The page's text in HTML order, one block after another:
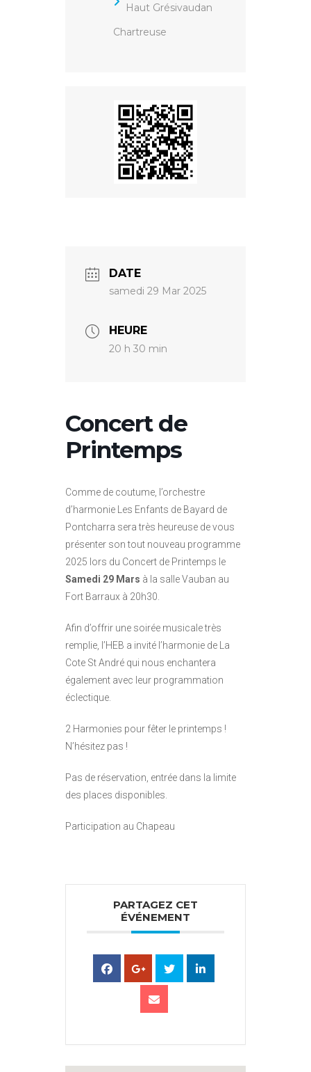
Haut Grésivaudan
Chartreuse
DATE
samedi 29 Mar 2025
HEURE
20 h 30 min
Concert de
Printemps
Comme de coutume, l’orchestre
d’harmonie Les Enfants de Bayard de
Pontcharra sera très heureuse de vous
présenter son tout nouveau programme
2025 lors du Concert de Printemps le
Samedi 29 Mars à la salle Vauban au
Fort Barraux à 20h30.
Afin d’offrir une soirée musicale très
remplie, l’HEB a invité l’harmonie de La
Cote St André qui nous enchantera
également avec leur programmation
éclectique.
2 Harmonies pour fêter le printemps !
N’hésitez pas !
Pas de réservation, entrée dans la limite
des places disponibles.
Participation au Chapeau
PARTAGEZ CET
ÉVÉNEMENT